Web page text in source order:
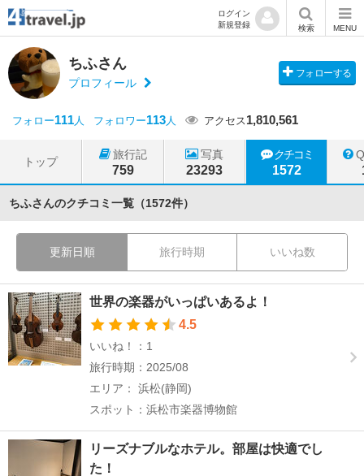
ログイン
新規登録
検索 MENU
ちふさん
プロフィール
フォローする
フォロー111人 フォロワー113人 アクセス1,810,561
トップ
旅行記
759
写真
23293
クチコミ
1572
ちふさんのクチコミ一覧（1572件）
更新日順 旅行時期 いいね数
世界の楽器がいっぱいあるよ！
4.5
いいね！：1
旅行時期：2025/08
エリア： 浜松(静岡)
スポット：浜松市楽器博物館
リーズナブルなホテル。部屋は快適でし
た！